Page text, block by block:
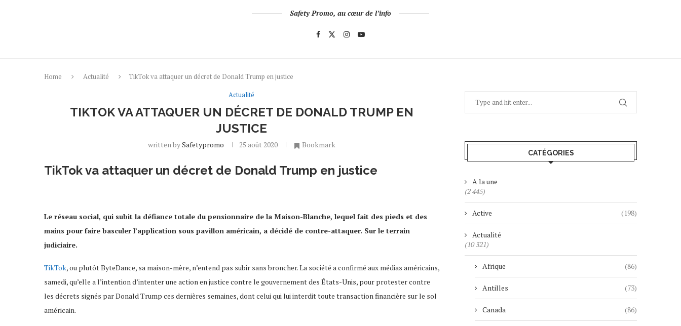
Safety Promo, au cœur de l’info
Home Actualité
TikTok va attaquer un décret de Donald Trump en justice
Actualité
TIKTOK VA ATTAQUER UN DÉCRET DE DONALD TRUMP EN
JUSTICE
written bySafetypromo 25 août 2020 Bookmark
TikTok va attaquer un décret de Donald Trump en justice
Le réseau social, qui subit la défiance totale du pensionnaire de la Maison-Blanche, lequel fait des pieds et des
mains pour faire basculer l’application sous pavillon américain, a décidé de contre-attaquer. Sur le terrain
judiciaire.
TikTok, ou plutôt ByteDance, sa maison-mère, n’entend pas subir sans broncher. La société a confirmé aux médias américains,
samedi, qu’elle a l’intention d’intenter une action en justice contre le gouvernement des États-Unis, pour protester contre
les décrets signés par Donald Trump ces dernières semaines, dont celui qui lui interdit toute transaction financière sur le sol
américain.
CATÉGORIES
A la une
(2 445)
Active (198)
Actualité
(10 321)
Afrique (86)
Antilles (73)
Canada (86)